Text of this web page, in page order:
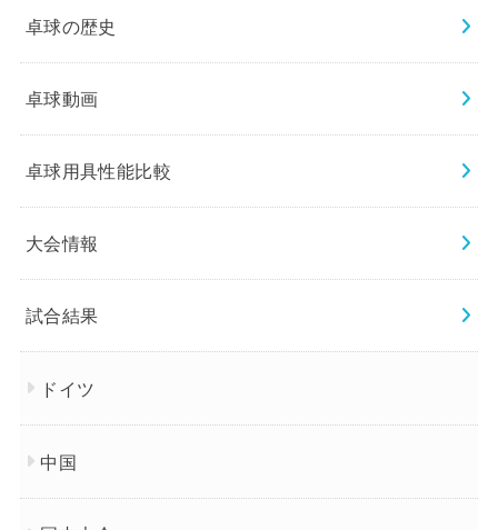
卓球の歴史
卓球動画
卓球用具性能比較
大会情報
試合結果
ドイツ
中国